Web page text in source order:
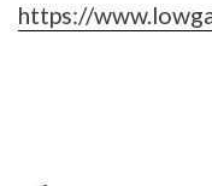
https://